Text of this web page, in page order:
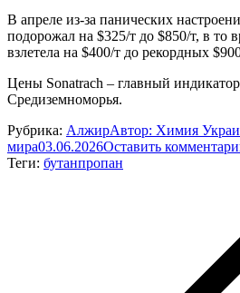
В апреле из-за панических
подорожал на $325/т до $850/т, в то
взлетела на $400/т до рекордных
Цены Sonatrach – главный
Средиземноморья.
Рубрика: АлжирАвтор: Химия
мира03.06.2026Оставить
Теги: бутанпропан